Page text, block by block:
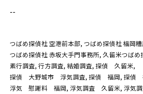
--
つばめ探偵社 空港前本部 つばめ探偵社 福岡
つばめ探偵社 赤坂大手門事務所 久留米つばめ
素行調査 行方調査 結婚調査 探偵 久留米
探偵 大野城市 浮気調査 探偵 福岡 探偵
浮気 慰謝料 福岡 浮気調査 久留米 浮気